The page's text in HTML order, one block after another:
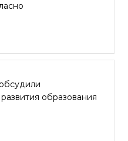
образования